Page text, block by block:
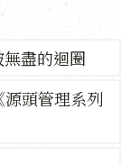
盡的迴圈
頭管理系列